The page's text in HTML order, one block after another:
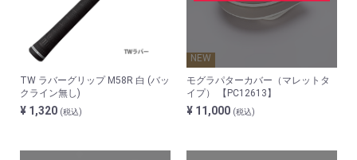
TW ラバーグリップ M58R 白 (バッ
クライン無し)
¥ 1,320 (税込)
NEW
モグラパターカバー（マレットタ
イプ） 【PC12613】
¥ 11,000 (税込)